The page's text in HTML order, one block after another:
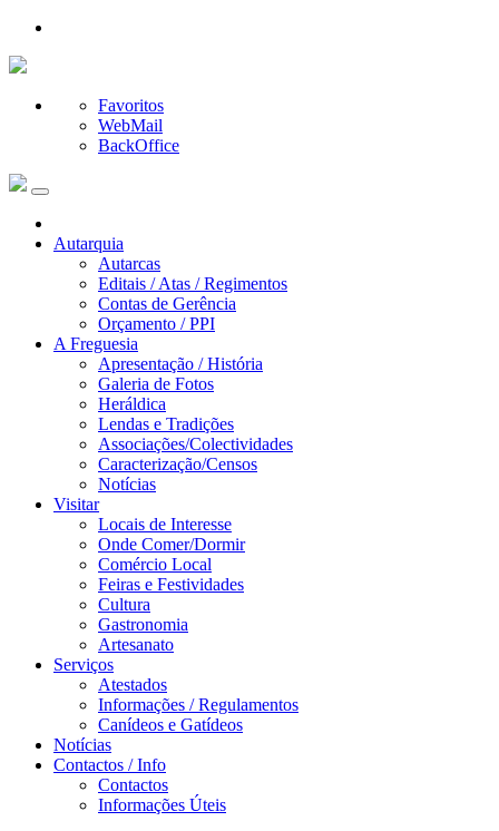
Favoritos
WebMail
BackOffice
Autarquia
Autarcas
Editais / Atas / Regimentos
Contas de Gerência
Orçamento / PPI
A Freguesia
Apresentação / História
Galeria de Fotos
Heráldica
Lendas e Tradições
Associações/Colectividades
Caracterização/Censos
Notícias
Visitar
Locais de Interesse
Onde Comer/Dormir
Comércio Local
Feiras e Festividades
Cultura
Gastronomia
Artesanato
Serviços
Atestados
Informações / Regulamentos
Canídeos e Gatídeos
Notícias
Contactos / Info
Contactos
Informações Úteis